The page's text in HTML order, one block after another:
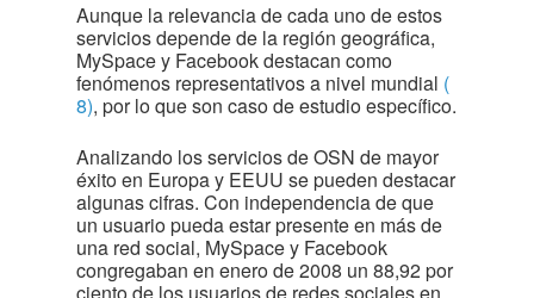
Aunque la relevancia de cada uno de estos
servicios depende de la región geográfica,
MySpace y Facebook destacan como
fenómenos representativos a nivel mundial (
8), por lo que son caso de estudio específico.
Analizando los servicios de OSN de mayor
éxito en Europa y EEUU se pueden destacar
algunas cifras. Con independencia de que
un usuario pueda estar presente en más de
una red social, MySpace y Facebook
congregaban en enero de 2008 un 88,92 por